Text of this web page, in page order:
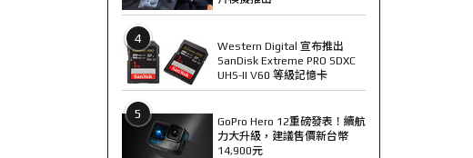
4
Western Digital 宣布推出
SanDisk Extreme PRO SDXC
UHS-II V60 等級記憶卡
5
GoPro Hero 12重磅發表！續航
力大升級，建議售價新台幣
14,900元